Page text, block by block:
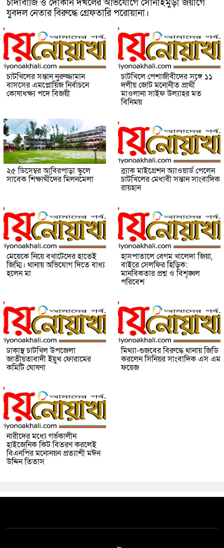
চাঁদাবাজি ও দোকান দখলের অভিযোগে সোনাইমুড়ী জয়াগে
যুবদল নেতার বিরুদ্ধে গ্রেফতারি পরোয়ানা।
চাটখিলের সন্তান নুরুজ্জামান
বাসসের এমপ্লোয়িজ নির্বাচনে
কোষাধক্ষ্য পদে বিজয়ী
চাটখিলে পেশাজীবীদের সঙ্গে ১১
দলীয় জোট মনোনীত প্রার্থী
মাওলানা সাইফ উল্যাহর মত
বিনিময়
২৫ ডিসেম্বর আবিরপাড়া স্কুলে
সাবেক শিক্ষার্থীদের মিলনমেলা
ব্র্যাক মাইগ্রেশন অ্যাওয়ার্ড পেলেন
চাটখিলের মেধাবী সন্তান সাংবাদিক
রায়হান
মেয়েকে নিয়ে বখাটেদের হাতেই
জিম্মি। থানায় অভিযোগ দিতে বাধ্য
হলেন মা
হাসপাতালে বেগম খালেদা জিয়া,
বাইরে সেলফির হিড়িক:
মানবিকতার প্রশ্ন ও বিশৃঙ্খল
পরিবেশ
ঢাকাস্থ চাটখিল উপজেলা
জাতীয়তাবাদী ইয়ুথ ফোরামের
কমিটি ঘোষণা
মিথ্যা-গুজবের বিরুদ্ধে থানায় জিডি
করলেন সিনিয়র সাংবাদিক এস এম
ফয়েজ
নারীদের মধ্যে গর্ভকালীন
হাইজেনিক কিট বিতরণ করলেই
বিএনপির মনোনয়ন প্রত্যাশী মঈন
উদ্দিন তিতাস